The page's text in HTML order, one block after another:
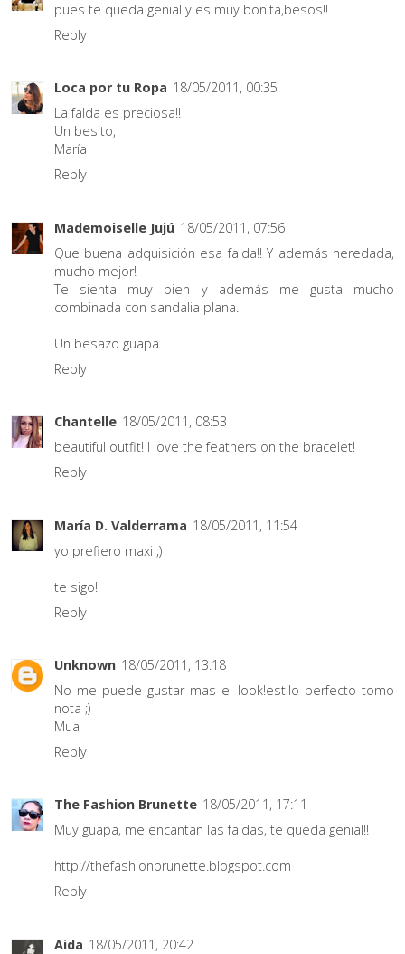
pues te queda genial y es muy bonita,besos!!
Reply
Loca por tu Ropa 18/05/2011, 00:35
La falda es preciosa!!
Un besito,
María
Reply
Mademoiselle Jujú 18/05/2011, 07:56
Que buena adquisición esa falda!! Y además heredada,
mucho mejor!
Te sienta muy bien y además me gusta mucho
combinada con sandalia plana.
Un besazo guapa
Reply
Chantelle 18/05/2011, 08:53
beautiful outfit! I love the feathers on the bracelet!
Reply
María D. Valderrama 18/05/2011, 11:54
yo prefiero maxi ;)
te sigo!
Reply
Unknown 18/05/2011, 13:18
No me puede gustar mas el look!estilo perfecto tomo
nota ;)
Mua
Reply
The Fashion Brunette 18/05/2011, 17:11
Muy guapa, me encantan las faldas, te queda genial!!
http://thefashionbrunette.blogspot.com
Reply
Aida 18/05/2011, 20:42